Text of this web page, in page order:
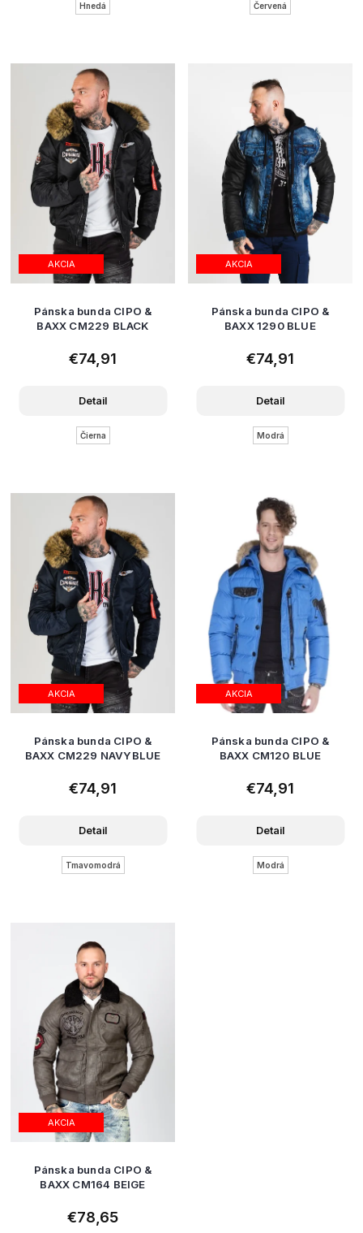
Hnedá Červená
AKCIA
Pánska bunda CIPO &
BAXX CM229 BLACK
€74,91
Detail
Čierna
AKCIA
Pánska bunda CIPO &
BAXX 1290 BLUE
€74,91
Detail
Modrá
AKCIA
Pánska bunda CIPO &
BAXX CM229 NAVYBLUE
€74,91
Detail
Tmavomodrá
AKCIA
Pánska bunda CIPO &
BAXX CM120 BLUE
€74,91
Detail
Modrá
AKCIA
Pánska bunda CIPO &
BAXX CM164 BEIGE
€78,65